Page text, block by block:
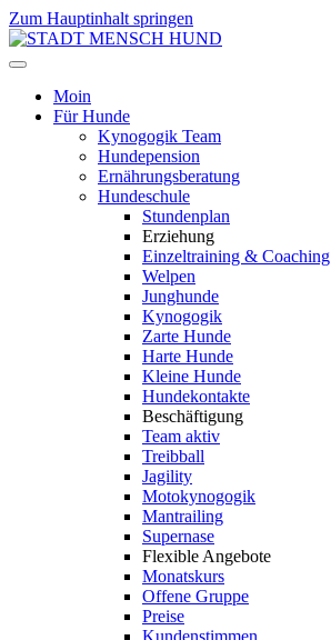
Zum Hauptinhalt springen
Moin
Für Hunde
Kynogogik Team
Hundepension
Ernährungsberatung
Hundeschule
Stundenplan
Erziehung
Einzeltraining & Coaching
Welpen
Junghunde
Kynogogik
Zarte Hunde
Harte Hunde
Kleine Hunde
Hundekontakte
Beschäftigung
Team aktiv
Treibball
Jagility
Motokynogogik
Mantrailing
Supernase
Flexible Angebote
Monatskurs
Offene Gruppe
Preise
Kundenstimmen